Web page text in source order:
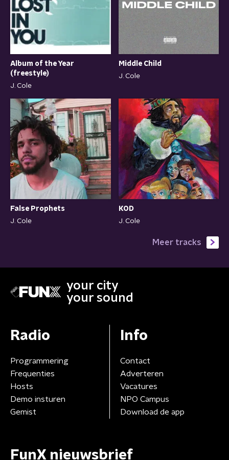
Album of the Year
(freestyle)
J. Cole
Middle Child
J. Cole
False Prophets
J. Cole
KOD
J. Cole
Meer tracks
your city
your sound
Radio
Programmering
Frequenties
Hosts
Demo insturen
Gemist
Info
Contact
Adverteren
Vacatures
NPO Campus
Download de app
FunX nieuwsbrief